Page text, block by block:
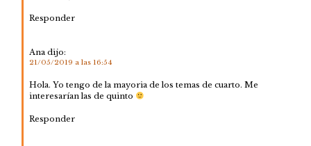
Responder
Ana dijo:
21/05/2019 a las 16:54
Hola. Yo tengo de la mayoria de los temas de cuarto. Me
interesarían las de quinto
Responder